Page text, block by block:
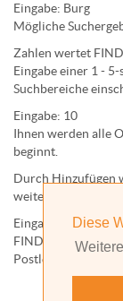
Diese
Eingabe: Burg
Mögliche
Zahlen wertet
Eingabe einer 1 -
Suchbereiche
Eingabe: 10
Ihnen werden alle
beginnt.
Durch Hinzufügen
weiter einschränken.
Eingabe:
10585
FINDCITY
Postleitzahl